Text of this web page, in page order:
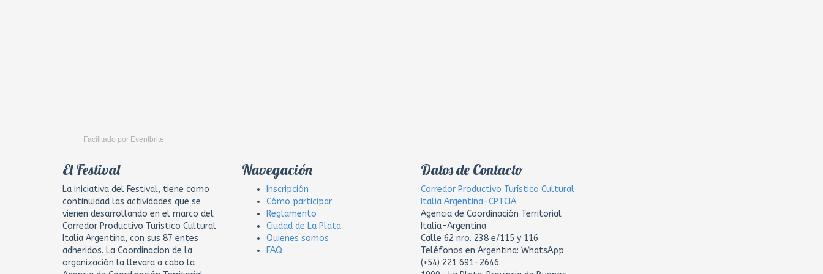
Facilitado por Eventbrite
El Festival
La iniciativa del Festival, tiene como
continuidad las actividades que se
vienen desarrollando en el marco del
Corredor Productivo Turistico Cultural
Italia Argentina, con sus 87 entes
adheridos. La Coordinacion de la
organización la llevara a cabo la
Navegación
Inscripción
Cómo participar
Reglamento
Ciudad de La Plata
Quienes somos
FAQ
Datos de Contacto
Corredor Productivo Turístico Cultural
Italia Argentina-CPTCIA
Agencia de Coordinación Territorial
Italia-Argentina
Calle 62 nro. 238 e/115 y 116
Teléfonos en Argentina: WhatsApp
(+54) 221 691-2646.